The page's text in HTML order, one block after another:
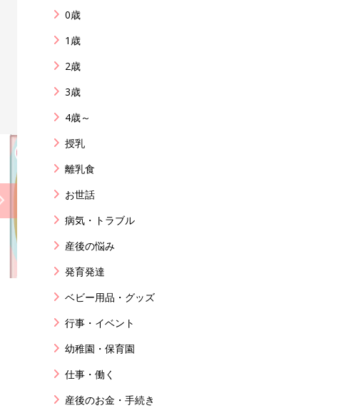
0歳
1歳
2歳
3歳
4歳～
授乳
離乳食
お世話
病気・トラブル
産後の悩み
発育発達
ベビー用品・グッズ
行事・イベント
幼稚園・保育園
仕事・働く
産後のお金・手続き